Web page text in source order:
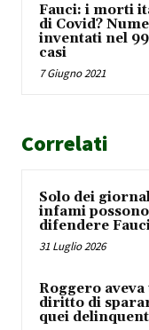
Fauci: i morti
di Covid?
inventati nel
casi
7 Giugno 2021
Correlati
Solo dei
infami possono
difendere
31 Luglio 2026
Roggero
diritto di
quei